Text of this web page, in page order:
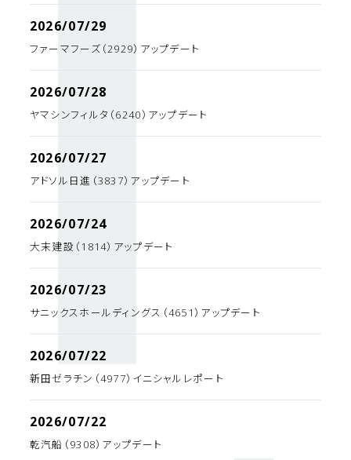
2026/07/29
ファーマフーズ（2929）アップデート
2026/07/28
ヤマシンフィルタ（6240）アップデート
2026/07/27
アドソル日進（3837）アップデート
2026/07/24
大末建設（1814）アップデート
2026/07/23
サニックスホールディングス（4651）アップデート
2026/07/22
新田ゼラチン（4977）イニシャルレポート
2026/07/22
乾汽船（9308）アップデート